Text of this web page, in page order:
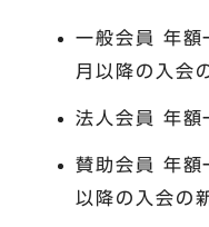
一般会員 年
月以降の入会
法人会員 年
賛助会員 年
以降の入会の